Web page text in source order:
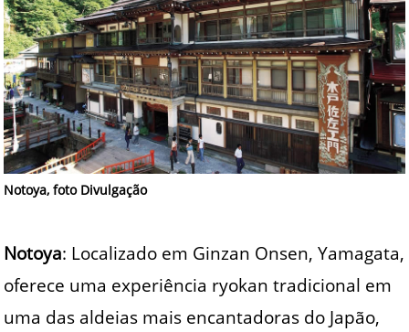
Notoya, foto Divulgação
Notoya: Localizado em Ginzan Onsen, Yamagata,
oferece uma experiência ryokan tradicional em
uma das aldeias mais encantadoras do Japão,